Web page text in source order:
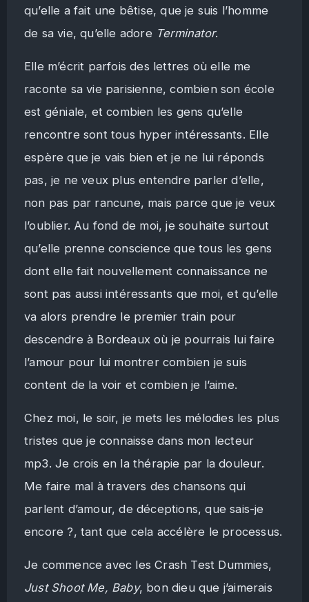
qu’elle a fait une bêtise, que je suis l’homme
de sa vie, qu’elle adore Terminator.
Elle m’écrit parfois des lettres où elle me
raconte sa vie parisienne, combien son école
est géniale, et combien les gens qu’elle
rencontre sont tous hyper intéressants. Elle
espère que je vais bien et je ne lui réponds
pas, je ne veux plus entendre parler d’elle,
non pas par rancune, mais parce que je veux
l’oublier. Au fond de moi, je souhaite surtout
qu’elle prenne conscience que tous les gens
dont elle fait nouvellement connaissance ne
sont pas aussi intéressants que moi, et qu’elle
va alors prendre le premier train pour
descendre à Bordeaux où je pourrais lui faire
l’amour pour lui montrer combien je suis
content de la voir et combien je l’aime.
Chez moi, le soir, je mets les mélodies les plus
tristes que je connaisse dans mon lecteur
mp3. Je crois en la thérapie par la douleur.
Me faire mal à travers des chansons qui
parlent d’amour, de déceptions, que sais-je
encore ?, tant que cela accélère le processus.
Je commence avec les Crash Test Dummies,
Just Shoot Me, Baby, bon dieu que j’aimerais